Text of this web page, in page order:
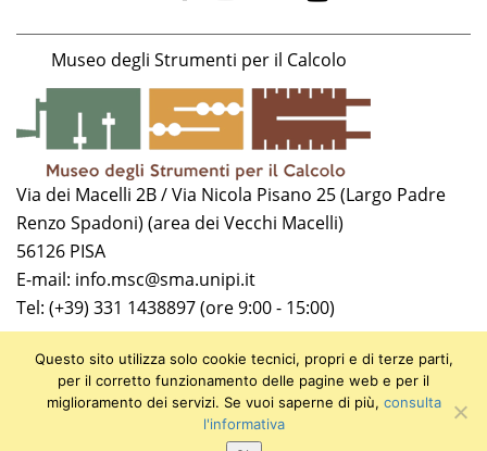
Museo degli Strumenti per il Calcolo
Via dei Macelli 2B / Via Nicola Pisano 25 (Largo Padre
Renzo Spadoni) (area dei Vecchi Macelli)
56126 PISA
E-mail: info.msc@sma.unipi.it
Tel: (+39) 331 1438897 (ore 9:00 - 15:00)
Università di Pisa
P.I. 00286820501
C.F. 80003670504
Questo sito utilizza solo cookie tecnici, propri e di terze parti,
per il corretto funzionamento delle pagine web e per il
miglioramento dei servizi. Se vuoi saperne di più, consulta
l'informativa